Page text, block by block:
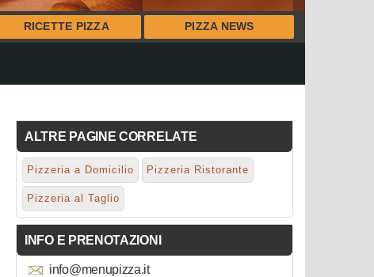
RICETTE PIZZA PIZZA NEWS
ALTRE PAGINE CORRELATE
Pizzeria a Domicilio Pizzeria Ristorante
Pizzeria al Taglio
INFO E PRENOTAZIONI
info@menupizza.it